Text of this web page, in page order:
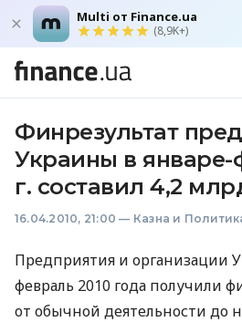
Multi от Finance.ua
(8,9K+)
Финрезультат
Украины в январе-
г. составил 4,2
16.04.2010, 21:00 — Казна и
Предприятия и организации
февраль 2010 года получили
от обычной деятельности до